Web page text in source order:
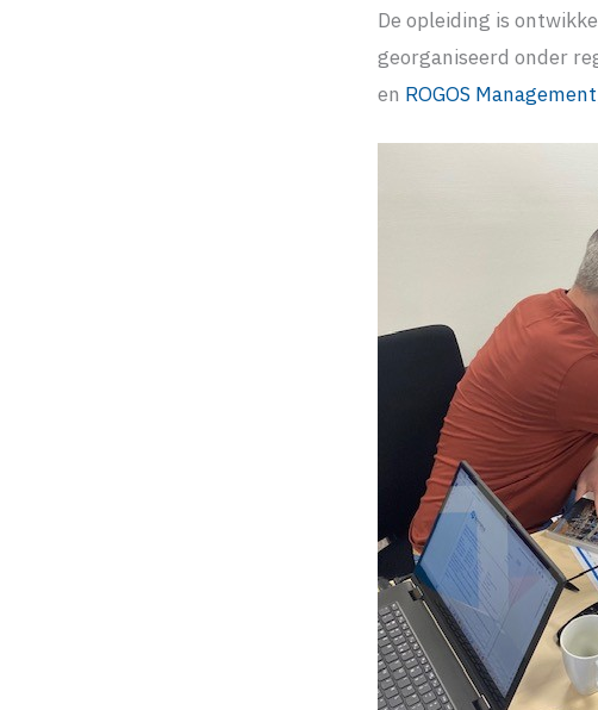
De opleiding is
georganiseerd onder
en ROGOS